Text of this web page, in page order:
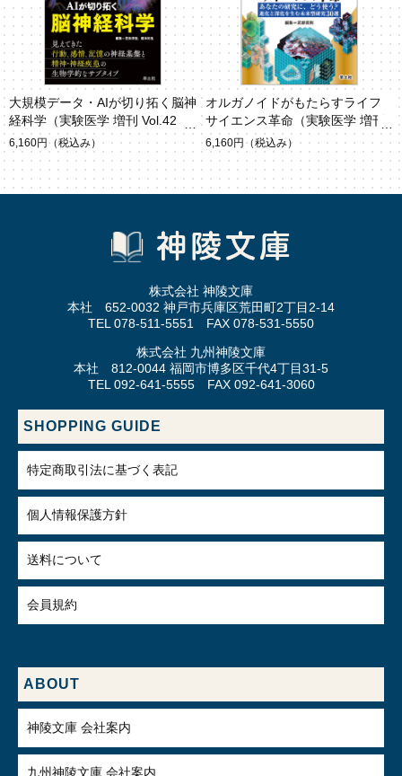
大規模データ・AIが切り拓く脳神
経科学（実験医学 増刊 Vol.42 N
o.7）
6,160円 （税込み）
オルガノイドがもたらすライフ
サイエンス革命（実験医学 増刊
Vol.42 No.5）
6,160円 （税込み）
株式会社 神陵文庫
本社 652-0032 神戸市兵庫区荒田町2丁目2-14
TEL 078-511-5551 FAX 078-531-5550
株式会社 九州神陵文庫
本社 812-0044 福岡市博多区千代4丁目31-5
TEL 092-641-5555 FAX 092-641-3060
SHOPPING GUIDE
特定商取引法に基づく表記
個人情報保護方針
送料について
会員規約
ABOUT
神陵文庫 会社案内
九州神陵文庫 会社案内